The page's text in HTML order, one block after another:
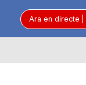
Ara en directe